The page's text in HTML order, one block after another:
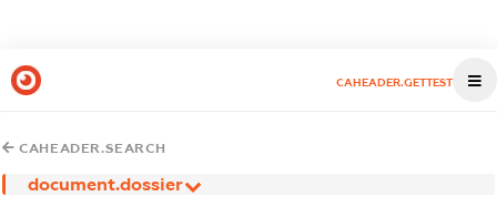
CAHEADER.GETTEST
CAHEADER.SEARCH
document.dossier